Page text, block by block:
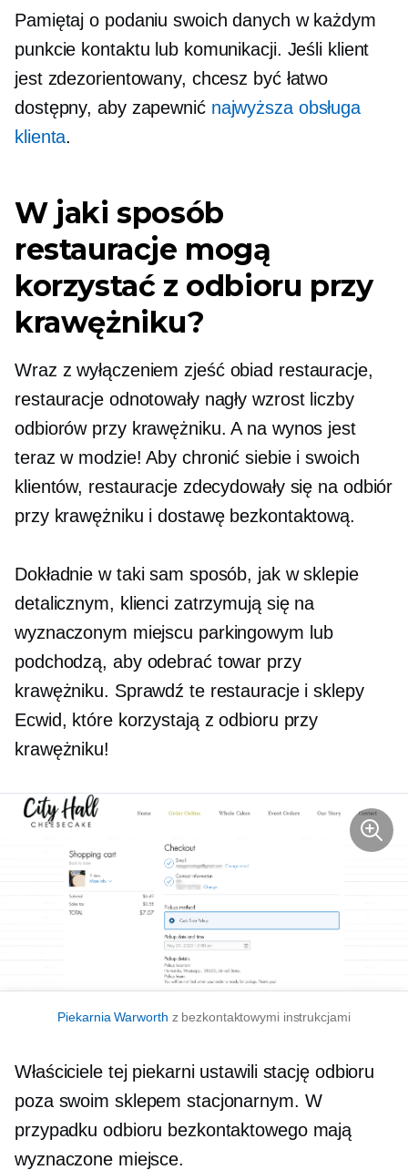
Pamiętaj o podaniu swoich danych w każdym
punkcie kontaktu lub komunikacji. Jeśli klient
jest zdezorientowany, chcesz być łatwo
dostępny, aby zapewnić najwyższa obsługa
klienta.
W jaki sposób
restauracje mogą
korzystać z odbioru przy
krawężniku?
Wraz z wyłączeniem zjeść obiad restauracje,
restauracje odnotowały nagły wzrost liczby
odbiorów przy krawężniku. A na wynos jest
teraz w modzie! Aby chronić siebie i swoich
klientów, restauracje zdecydowały się na odbiór
przy krawężniku i dostawę bezkontaktową.
Dokładnie w taki sam sposób, jak w sklepie
detalicznym, klienci zatrzymują się na
wyznaczonym miejscu parkingowym lub
podchodzą, aby odebrać towar przy
krawężniku. Sprawdź te restauracje i sklepy
Ecwid, które korzystają z odbioru przy
krawężniku!
Piekarnia Warworth z bezkontaktowymi instrukcjami
Właściciele tej piekarni ustawili stację odbioru
poza swoim sklepem stacjonarnym. W
przypadku odbioru bezkontaktowego mają
wyznaczone miejsce.